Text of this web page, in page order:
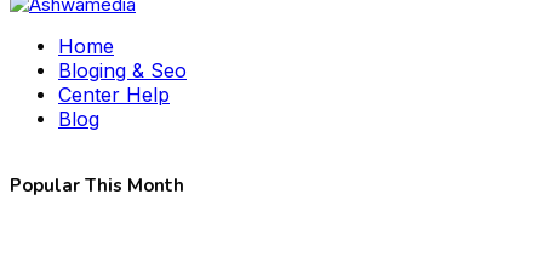
Home
Bloging & Seo
Center Help
Blog
Popular This Month